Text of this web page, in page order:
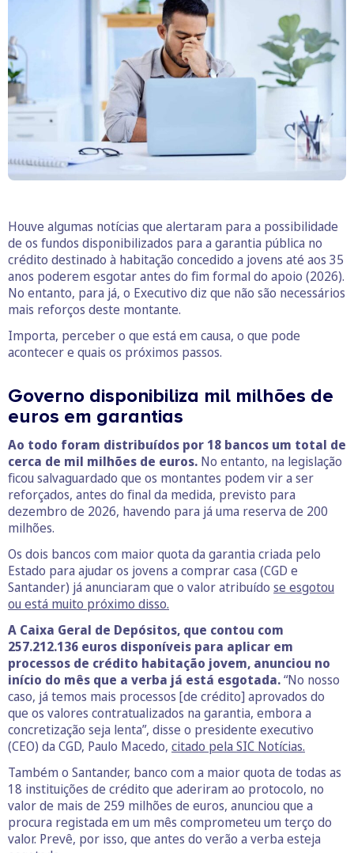
Houve algumas notícias que alertaram para a possibilidade
de os fundos disponibilizados para a garantia pública no
crédito destinado à habitação concedido a jovens até aos 35
anos poderem esgotar antes do fim formal do apoio (2026).
No entanto, para já, o Executivo diz que não são necessários
mais reforços deste montante.
Importa, perceber o que está em causa, o que pode
acontecer e quais os próximos passos.
Governo disponibiliza mil milhões de
euros em garantias
Ao todo foram distribuídos por 18 bancos um total de
cerca de mil milhões de euros. No entanto, na legislação
ficou salvaguardado que os montantes podem vir a ser
reforçados, antes do final da medida, previsto para
dezembro de 2026, havendo para já uma reserva de 200
milhões.
Os dois bancos com maior quota da garantia criada pelo
Estado para ajudar os jovens a comprar casa (CGD e
Santander) já anunciaram que o valor atribuído se esgotou
ou está muito próximo disso.
A Caixa Geral de Depósitos, que contou com
257.212.136 euros disponíveis para aplicar em
processos de crédito habitação jovem, anunciou no
início do mês que a verba já está esgotada.“No nosso
caso, já temos mais processos [de crédito] aprovados do
que os valores contratualizados na garantia, embora a
concretização seja lenta”, disse o presidente executivo
(CEO) da CGD, Paulo Macedo, citado pela SIC Notícias.
Também o Santander, banco com a maior quota de todas as
18 instituições de crédito que aderiram ao protocolo, no
valor de mais de 259 milhões de euros, anunciou que a
procura registada em um mês comprometeu um terço do
valor. Prevê, por isso, que antes do verão a verba esteja